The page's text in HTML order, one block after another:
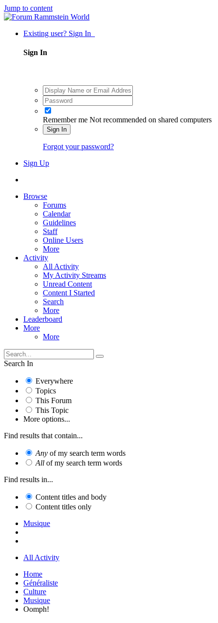
Jump to content
Existing user? Sign In
Sign In
Remember me Not recommended on shared computers
Sign In
Forgot your password?
Sign Up
Browse
Forums
Calendar
Guidelines
Staff
Online Users
More
Activity
All Activity
My Activity Streams
Unread Content
Content I Started
Search
More
Leaderboard
More
More
Search In
Everywhere
Topics
This Forum
This Topic
More options...
Find results that contain...
Any of my search term words
All of my search term words
Find results in...
Content titles and body
Content titles only
Musique
All Activity
Home
Généraliste
Culture
Musique
Oomph!